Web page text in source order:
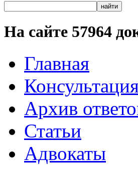
На сайте 57964
Главная
Архив
Статьи
Адвокаты